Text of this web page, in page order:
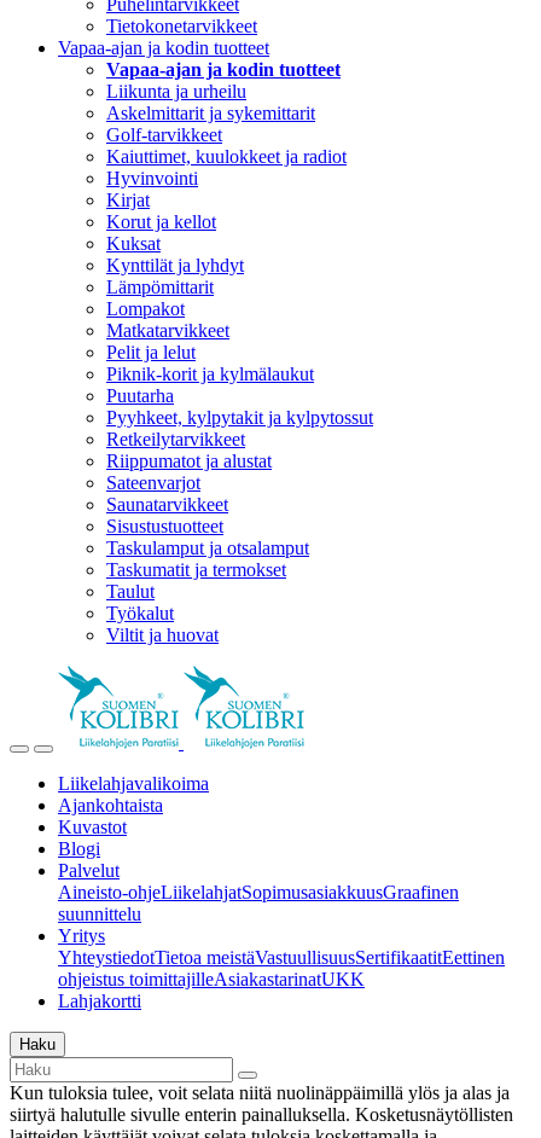
Puhelintarvikkeet
Tietokonetarvikkeet
Vapaa-ajan ja kodin tuotteet
Vapaa-ajan ja kodin tuotteet
Liikunta ja urheilu
Askelmittarit ja sykemittarit
Golf-tarvikkeet
Kaiuttimet, kuulokkeet ja radiot
Hyvinvointi
Kirjat
Korut ja kellot
Kuksat
Kynttilät ja lyhdyt
Lämpömittarit
Lompakot
Matkatarvikkeet
Pelit ja lelut
Piknik-korit ja kylmälaukut
Puutarha
Pyyhkeet, kylpytakit ja kylpytossut
Retkeilytarvikkeet
Riippumatot ja alustat
Sateenvarjot
Saunatarvikkeet
Sisustustuotteet
Taskulamput ja otsalamput
Taskumatit ja termokset
Taulut
Työkalut
Viltit ja huovat
Liikelahjavalikoima
Ajankohtaista
Kuvastot
Blogi
Palvelut
Aineisto-ohjeLiikelahjatSopimusasiakkuusGraafinen
suunnittelu
Yritys
YhteystiedotTietoa meistäVastuullisuusSertifikaatitEettinen
ohjeistus toimittajilleAsiakastarinatUKK
Lahjakortti
Haku
Kun tuloksia tulee, voit selata niitä nuolinäppäimillä ylös ja alas ja
siirtyä halutulle sivulle enterin painalluksella. Kosketusnäytöllisten